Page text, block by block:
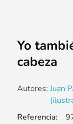
Yo
cabeza
Autores: Juan
Referencia: